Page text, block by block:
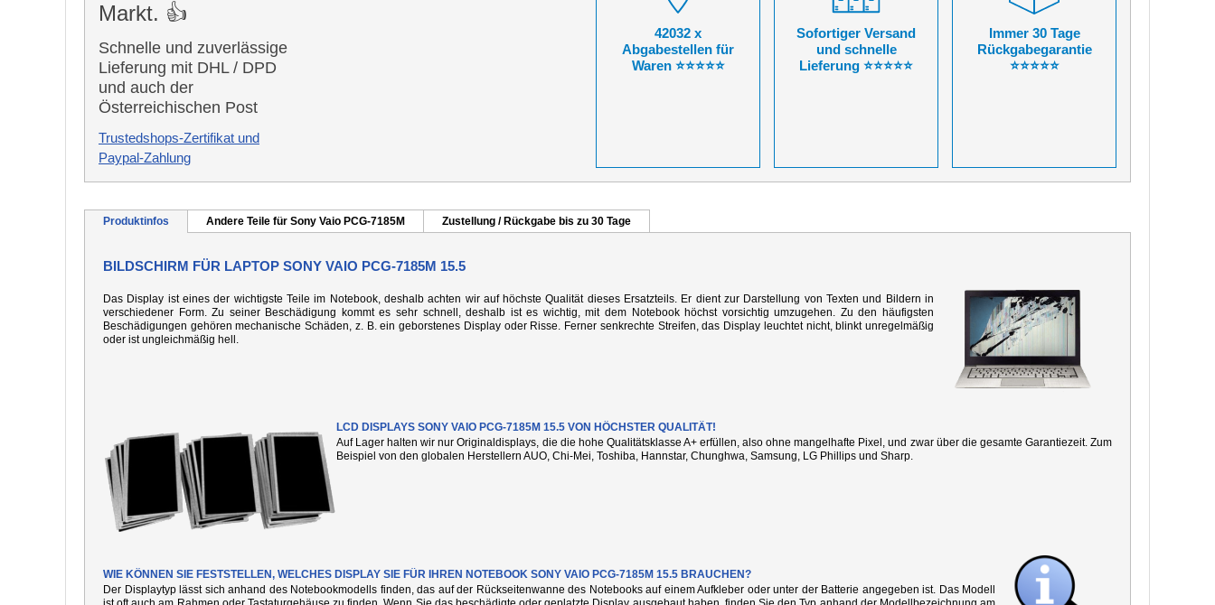
Markt. 👍
Schnelle und zuverlässige
Lieferung mit DHL / DPD
und auch der
Österreichischen Post
Trustedshops-Zertifikat und
Paypal-Zahlung
42032 x
Abgabestellen für
Waren ⭐⭐⭐⭐⭐
Sofortiger Versand
und schnelle
Lieferung ⭐⭐⭐⭐⭐
Immer 30 Tage
Rückgabegarantie
⭐⭐⭐⭐⭐
Produktinfos Andere Teile für Sony Vaio PCG-7185M Zustellung / Rückgabe bis zu 30 Tage
BILDSCHIRM FÜR LAPTOP SONY VAIO PCG-7185M 15.5
Das Display ist eines der wichtigste Teile im Notebook, deshalb achten wir auf höchste Qualität dieses Ersatzteils. Er dient zur Darstellung von Texten und Bildern in
verschiedener Form. Zu seiner Beschädigung kommt es sehr schnell, deshalb ist es wichtig, mit dem Notebook höchst vorsichtig umzugehen. Zu den häufigsten
Beschädigungen gehören mechanische Schäden, z. B. ein geborstenes Display oder Risse. Ferner senkrechte Streifen, das Display leuchtet nicht, blinkt unregelmäßig
oder ist ungleichmäßig hell.
LCD DISPLAYS SONY VAIO PCG-7185M 15.5 VON HÖCHSTER QUALITÄT!
Auf Lager halten wir nur Originaldisplays, die die hohe Qualitätsklasse A+ erfüllen, also ohne mangelhafte Pixel, und zwar über die gesamte Garantiezeit. Zum
Beispiel von den globalen Herstellern AUO, Chi-Mei, Toshiba, Hannstar, Chunghwa, Samsung, LG Phillips und Sharp.
WIE KÖNNEN SIE FESTSTELLEN, WELCHES DISPLAY SIE FÜR IHREN NOTEBOOK SONY VAIO PCG-7185M 15.5 BRAUCHEN?
Der Displaytyp lässt sich anhand des Notebookmodells finden, das auf der Rückseitenwanne des Notebooks auf einem Aufkleber oder unter der Batterie angegeben ist. Das Modell